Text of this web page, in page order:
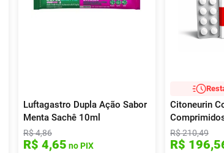
Luftagastro Dupla Ação Sabor
Menta Sachê 10ml
R$4,86
R$ 4,65 no PIX
Citoneurin
R$210,49
R$ 196,